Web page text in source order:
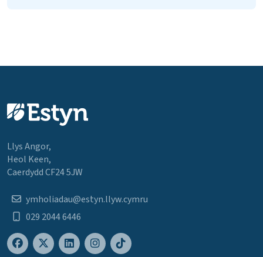
Llys Angor,
Heol Keen,
Caerdydd CF24 5JW
ymholiadau@estyn.llyw.cymru
029 2044 6446